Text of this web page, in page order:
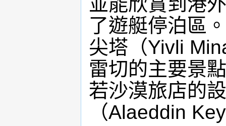
了遊艇停泊區
尖塔（Yivli
雷切的主要景
若沙漠旅店的
（Alaeddin